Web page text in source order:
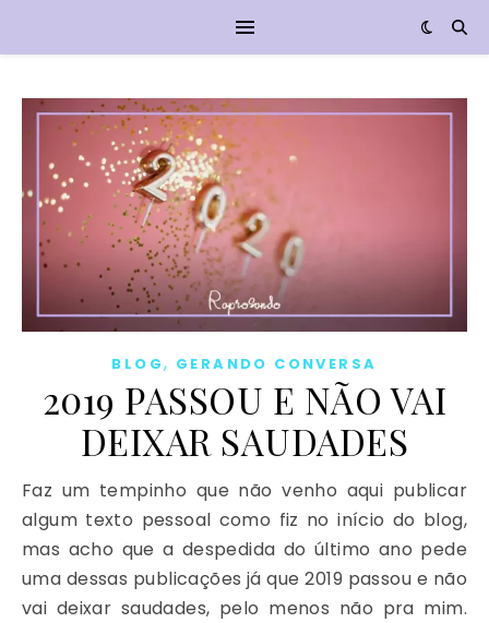
BLOG, GERANDO CONVERSA
2019 PASSOU E NÃO VAI
DEIXAR SAUDADES
Faz um tempinho que não venho aqui publicar
algum texto pessoal como fiz no início do blog,
mas acho que a despedida do último ano pede
uma dessas publicações já que 2019 passou e não
vai deixar saudades, pelo menos não pra mim.